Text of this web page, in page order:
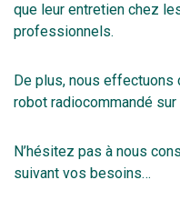
que leur entretien chez
professionnels.
De plus, nous effectuons
robot radiocommandé sur
N’hésitez pas à nous
suivant vos besoins…